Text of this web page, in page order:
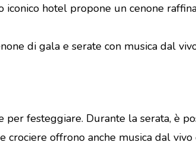
hotel propone un cenone
di gala e serate con musica dal
festeggiare. Durante la serata, è
offrono anche musica dal